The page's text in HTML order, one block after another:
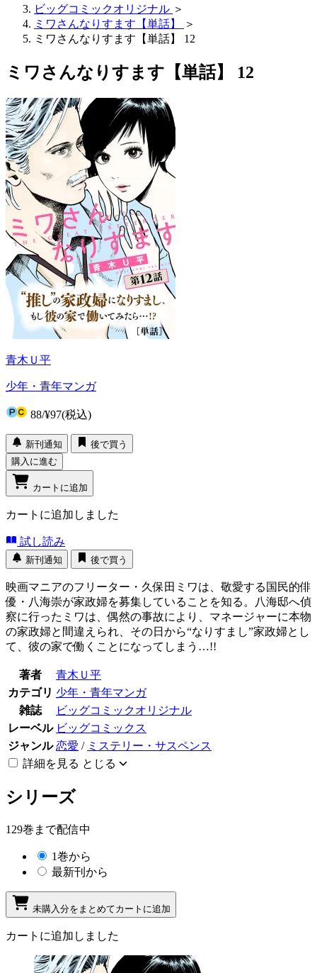
ビッグコミックオリジナル ＞
ミワさんなりすます【単話】
＞
ミワさんなりすます【単話】 12
ミワさんなりすます【単話】 12
青木Ｕ平
少年・青年マンガ
88/¥97(税込)
新刊通知
後で買う
購入に進む
カートに追加
カートに追加しました
試し読み
新刊通知 後で買う
映画マニアのフリーター・久保田ミワは、敬愛する国民的俳
優・八海崇が家政婦を募集していることを知る。八海邸へ偵
察に行ったミワは、偶然の事故により、マネージャーに本物
の家政婦と間違えられ、その日から“なりすまし”家政婦とし
て、彼の家で働くことになってしまう…!!
著者
青木Ｕ平
カテゴリ 少年・青年マンガ
雑誌
ビッグコミックオリジナル
レーベル ビッグコミックス
ジャンル 恋愛 / ミステリー・サスペンス
詳細を見る とじる
シリーズ
129巻まで配信中
1巻から
最新刊から
未購入分をまとめてカートに追加
カートに追加しました